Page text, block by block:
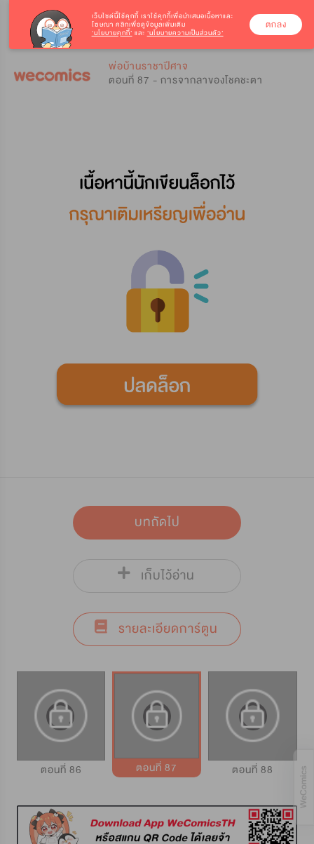
พ่อบ้านราชาปีศาจ
ตอนที่ 87 - การจากลาของโชคชะตา
บทถัดไป
เก็บไว้อ่าน
รายละเอียดการ์ตูน
ตอนที่ 86 ตอนที่ 87 ตอนที่ 88
เว็บไซต์นี้ใช้คุกกี้ เราใช้คุกกี้เพื่อนำเสนอเนื้อหาและ
โฆษณา คลิกเพื่อดูข้อมูลเพิ่มเติม
‘นโยบายคุกกี้’ และ ‘นโยบายความเป็นส่วนตัว’
ตกลง